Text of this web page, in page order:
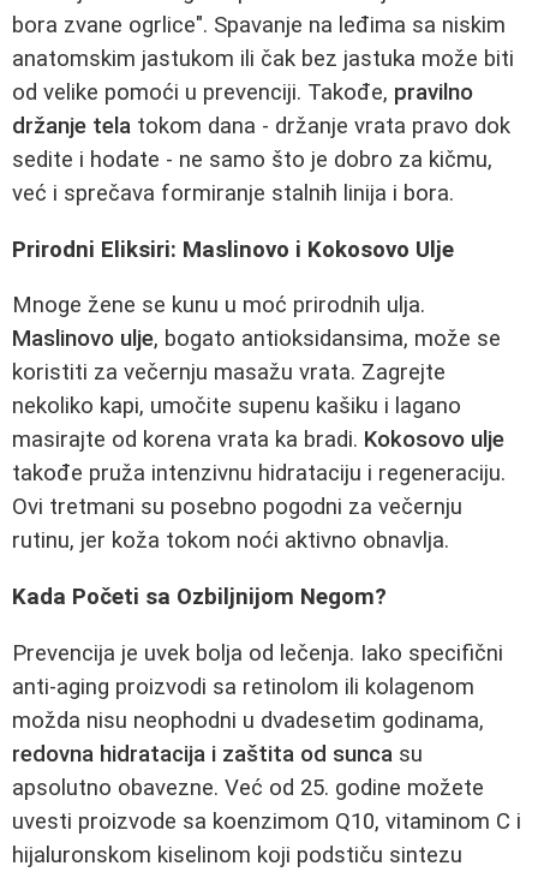
bora zvane ogrlice". Spavanje na leđima sa niskim
anatomskim jastukom ili čak bez jastuka može biti
od velike pomoći u prevenciji. Takođe, pravilno
držanje tela tokom dana - držanje vrata pravo dok
sedite i hodate - ne samo što je dobro za kičmu,
već i sprečava formiranje stalnih linija i bora.
Prirodni Eliksiri: Maslinovo i Kokosovo Ulje
Mnoge žene se kunu u moć prirodnih ulja.
Maslinovo ulje, bogato antioksidansima, može se
koristiti za večernju masažu vrata. Zagrejte
nekoliko kapi, umočite supenu kašiku i lagano
masirajte od korena vrata ka bradi. Kokosovo ulje
takođe pruža intenzivnu hidrataciju i regeneraciju.
Ovi tretmani su posebno pogodni za večernju
rutinu, jer koža tokom noći aktivno obnavlja.
Kada Početi sa Ozbiljnijom Negom?
Prevencija je uvek bolja od lečenja. Iako specifični
anti-aging proizvodi sa retinolom ili kolagenom
možda nisu neophodni u dvadesetim godinama,
redovna hidratacija i zaštita od sunca su
apsolutno obavezne. Već od 25. godine možete
uvesti proizvode sa koenzimom Q10, vitaminom C i
hijaluronskom kiselinom koji podstiču sintezu